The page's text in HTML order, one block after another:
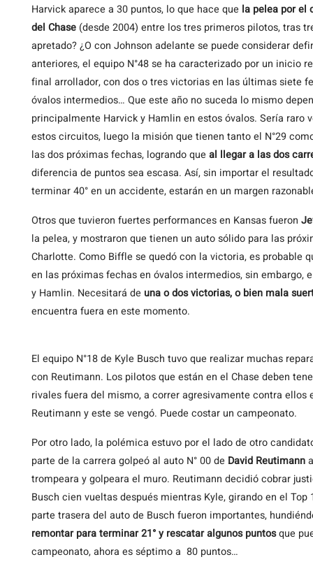
Harvick aparece a 30 puntos, lo que hace que la pelea por el
del Chase (desde 2004) entre los tres primeros pilotos, tras
apretado? ¿O con Johnson adelante se puede considerar
anteriores, el equipo N°48 se ha caracterizado por un inicio
final arrollador, con dos o tres victorias en las últimas siete
óvalos intermedios… Que este año no suceda lo mismo
principalmente Harvick y Hamlin en estos óvalos. Sería raro
estos circuitos, luego la misión que tienen tanto el N°29
las dos próximas fechas, logrando que al llegar a las dos
diferencia de puntos sea escasa. Así, sin importar el
terminar 40° en un accidente, estarán en un margen
Otros que tuvieron fuertes performances en Kansas fueron
la pelea, y mostraron que tienen un auto sólido para las
Charlotte. Como Biffle se quedó con la victoria, es probable
en las próximas fechas en óvalos intermedios, sin embargo,
y Hamlin. Necesitará de una o dos victorias, o bien mala
encuentra fuera en este momento.
El equipo N°18 de Kyle Busch tuvo que realizar muchas
con Reutimann. Los pilotos que están en el Chase deben
rivales fuera del mismo, a correr agresivamente contra ellos
Reutimann y este se vengó. Puede costar un campeonato.
Por otro lado, la polémica estuvo por el lado de otro
parte de la carrera golpeó al auto N° 00 de David Reutimann
trompeara y golpeara el muro. Reutimann decidió cobrar
Busch cien vueltas después mientras Kyle, girando en el
parte trasera del auto de Busch fueron importantes,
remontar para terminar 21° y rescatar algunos puntosque
campeonato, ahora es séptimo a 80 puntos…